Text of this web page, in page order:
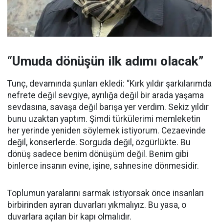
“Umuda dönüşün ilk adımı olacak”
Tunç, devamında şunları ekledi: “Kırk yıldır şarkılarımda
nefrete değil sevgiye, ayrılığa değil bir arada yaşama
sevdasına, savaşa değil barışa yer verdim. Sekiz yıldır
bunu uzaktan yaptım. Şimdi türkülerimi memleketin
her yerinde yeniden söylemek istiyorum. Cezaevinde
değil, konserlerde. Sorguda değil, özgürlükte. Bu
dönüş sadece benim dönüşüm değil. Benim gibi
binlerce insanın evine, işine, sahnesine dönmesidir.
Toplumun yaralarını sarmak istiyorsak önce insanları
birbirinden ayıran duvarları yıkmalıyız. Bu yasa, o
duvarlara açılan bir kapı olmalıdır.